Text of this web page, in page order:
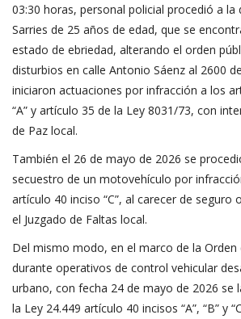
03:30 horas, personal policial procedió a la
Sarries de 25 años de edad, que se
estado de ebriedad, alterando el orden
disturbios en calle Antonio Sáenz al 2600
iniciaron actuaciones por infracción a los
“A” y artículo 35 de la Ley 8031/73, con
de Paz local.
También el 26 de mayo de 2026 se
secuestro de un motovehículo por
artículo 40 inciso “C”, al carecer de seguro
el Juzgado de Faltas local.
Del mismo modo, en el marco de la Orden
durante operativos de control vehicular
urbano, con fecha 24 de mayo de 2026 se
la Ley 24.449 artículo 40 incisos “A”, “B” y